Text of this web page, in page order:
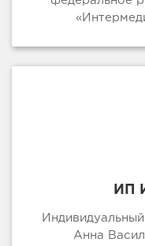
ИП
Анна